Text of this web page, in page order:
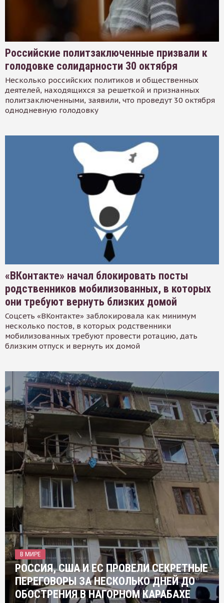
Российские политзаключенные призвали к
голодовке солидарности 30 октября
Несколько российских политиков и общественных
деятелей, находящихся за решеткой и признанных
политзаключенными, заявили, что проведут 30 октября
однодневную голодовку
«ВКонтакте» начал блокировать посты
родственников мобилизованных, в которых
они требуют вернуть близких домой
Соцсеть «ВКонтакте» заблокировала как минимум
несколько постов, в которых родственники
мобилизованных требуют провести ротацию, дать
близким отпуск и вернуть их домой
В МИРЕ
РОССИЯ, США И ЕС ПРОВЕЛИ СЕКРЕТНЫЕ
ПЕРЕГОВОРЫ ЗА НЕСКОЛЬКО ДНЕЙ ДО
ОБОСТРЕНИЯ В НАГОРНОМ КАРАБАХЕ